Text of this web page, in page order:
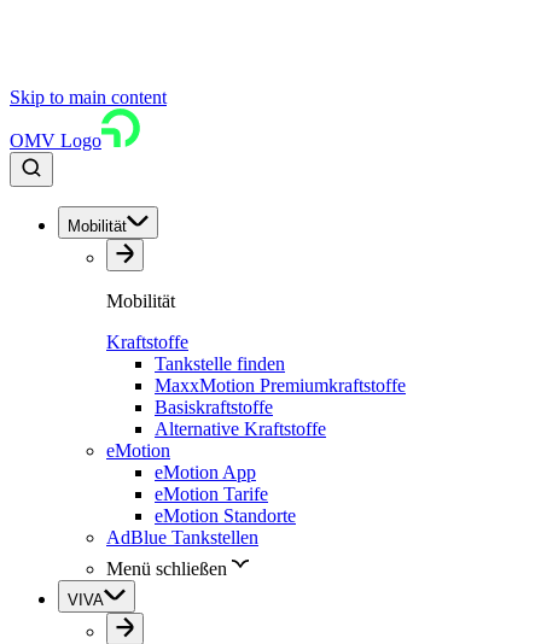
Skip to main content
OMV Logo
Mobilität
Mobilität
Kraftstoffe
Tankstelle finden
MaxxMotion Premiumkraftstoffe
Basiskraftstoffe
Alternative Kraftstoffe
eMotion
eMotion App
eMotion Tarife
eMotion Standorte
AdBlue Tankstellen
Menü schließen
VIVA